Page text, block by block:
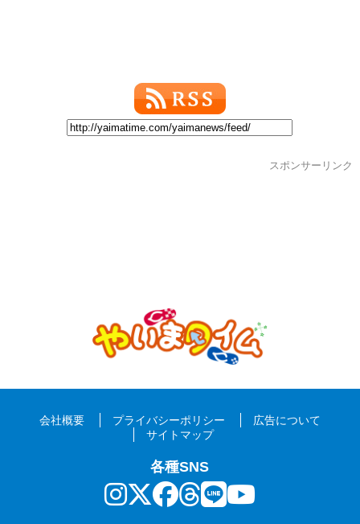
スポンサーリンク
会社概要 プライバシーポリシー
広告について
サイトマップ
各種SNS